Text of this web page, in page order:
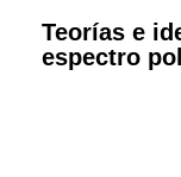
Teorías e
espectro